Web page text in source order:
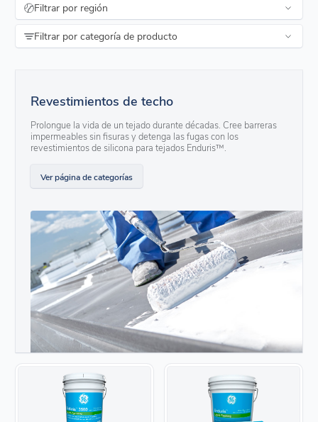
Filtrar por región
Filtrar por categoría de producto
Revestimientos de techo
Prolongue la vida de un tejado durante décadas. Cree barreras
impermeables sin fisuras y detenga las fugas con los
revestimientos de silicona para tejados Enduris™.
Ver página de categorías